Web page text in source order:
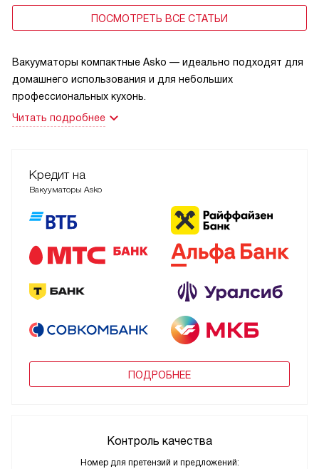
ПОСМОТРЕТЬ ВСЕ СТАТЬИ
Вакууматоры компактные Asko — идеально подходят для
домашнего использования и для небольших
профессиональных кухонь.
Читать подробнее
Кредит на
Вакууматоры Asko
ПОДРОБНЕЕ
Контроль качества
Номер для претензий и предложений: